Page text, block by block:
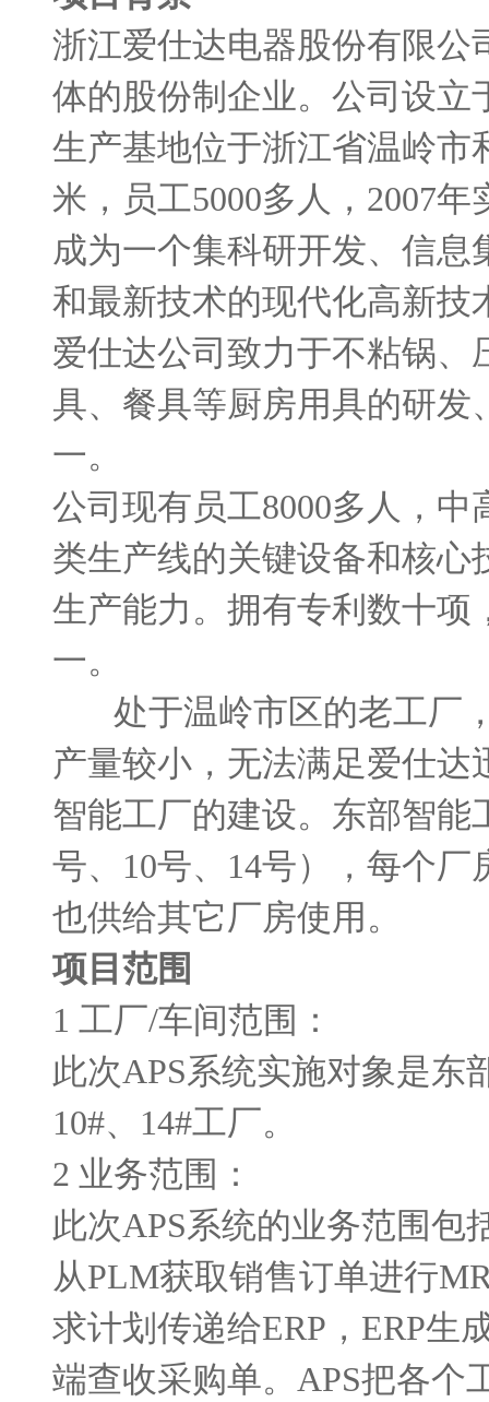
浙江爱仕达电器股份有限公
体的股份制企业。公司设立
生产基地位于浙江省温岭市
米，员工5000多人， 2007年
成为一个集科研开发、信
和最新技术的现代化高新技
爱仕达公司致力于不粘锅
具、餐具等厨房用具的研
一。
公司现有员工8000多人，中
类生产线的关键设备和核心
生产能力。拥有专利数十项
一。
处于温岭市区的老工厂，
产量较小，无法满足爱仕
智能工厂的建设。东部智能
号、 10号、 14号），每个厂
也供给其它厂房使用。
项目范围
1 工厂/车间范围：
此次APS系统实施对象是东
10#、 14#工厂。
2 业务范围：
此次APS系统的业务范围包
从PLM获取销售订单进行
求计划传递给ERP ， ERP生
端查收采购单。 APS把各个